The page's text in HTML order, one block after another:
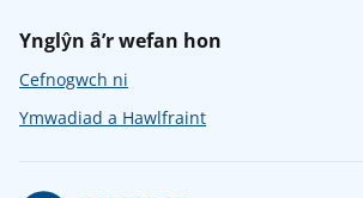
Ynglŷn â’r wefan hon
Cefnogwch ni
Ymwadiad a Hawlfraint